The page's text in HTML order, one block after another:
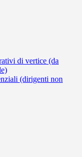
di vertice (da
(dirigenti non